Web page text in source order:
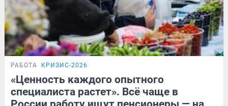
РАБОТА КРИЗИС-2026
«Ценность каждого опытного
специалиста растет». Всё чаще в